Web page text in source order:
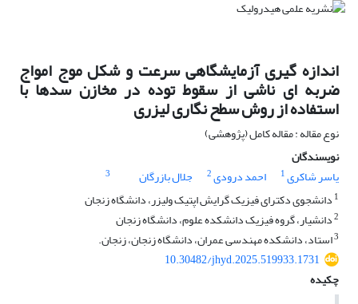
اندازه گیری آزمایشگاهی سرعت و شکل موج امواج
ضربه ای ناشی از سقوط توده در مخازن سدها با
استفاده از روش سطح نگاری لیزری
نوع مقاله : مقاله کامل (پژوهشی)
نویسندگان
یاسر شاکری1 احمد درودی2 جلال بازرگان
3
1 دانشجوی دکترای فیزیک گرایش اپتیک ولیزر، دانشگاه زنجان
2دانشیار، گروه فیزیک دانشکده علوم، دانشگاه زنجان
3استاد، دانشکده مهندسی عمران، دانشگاه زنجان، زنجان.
10.30482/jhyd.2025.519933.1731
چکیده